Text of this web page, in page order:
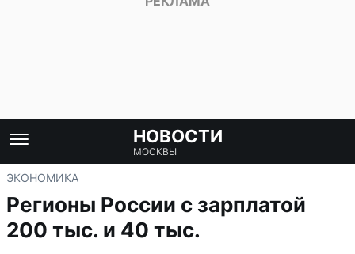
НОВОСТИ
МОСКВЫ
ЭКОНОМИКА
Регионы России с зарплатой
200 тыс. и 40 тыс.